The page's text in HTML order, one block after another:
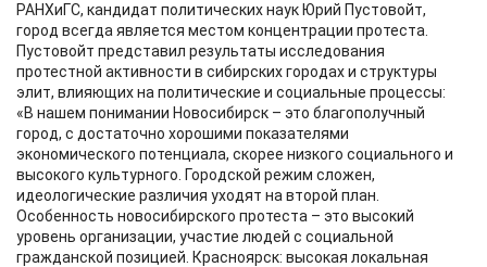
РАНХиГС, кандидат политических наук Юрий Пустовойт,
город всегда является местом концентрации протеста.
Пустовойт представил результаты исследования
протестной активности в сибирских городах и структуры
элит, влияющих на политические и социальные процессы:
«В нашем понимании Новосибирск – это благополучный
город, с достаточно хорошими показателями
экономического потенциала, скорее низкого социального и
высокого культурного. Городской режим сложен,
идеологические различия уходят на второй план.
Особенность новосибирского протеста – это высокий
уровень организации, участие людей с социальной
гражданской позицией. Красноярск: высокая локальная